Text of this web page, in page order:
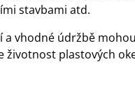
stavbami atd.
a vhodné údržbě
životnost plastových